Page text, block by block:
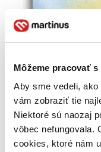
Môžeme pracovať
Aby sme vedeli,
vám zobraziť tie
Niektoré sú naozaj
vôbec nefungovala.
cookies, ktoré nám